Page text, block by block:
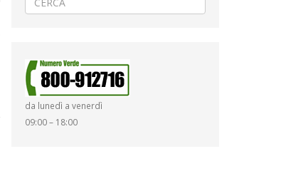
da lunedì a venerdì
09:00 – 18:00